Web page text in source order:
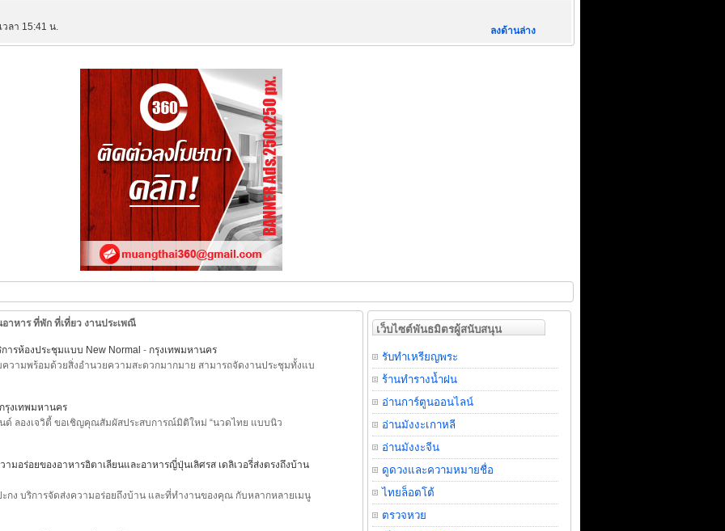
ลา 15:41 น. ลงด้านล่าง
าหาร ที่พัก ที่เที่ยว งานประเพณี
ารห้องประชุมแบบ New Normal - กรุงเทพมหานคร
ความพร้อมด้วยสิ่งอำนวยความสะดวกมากมาย สามารถจัดงานประชุมทั้งแบ
รุงเทพมหานคร
นด์ ลองเจวิตี้ ขอเชิญคุณสัมผัสประสบการณ์มิติใหม่ “นวดไทย แบบนิว
มอร่อยของอาหารอิตาเลียนและอาหารญี่ปุ่นเลิศรส เดลิเวอรี่ส่งตรงถึงบ้าน
กง บริการจัดส่งความอร่อยถึงบ้าน และที่ทำงานของคุณ กับหลากหลายเมนู
เว็บไซต์พันธมิตรผู้สนับสนุน
รับทำเหรียญพระ
ร้านทำรางน้ำฝน
อ่านการ์ตูนออนไลน์
อ่านมังงะเกาหลี
อ่านมังงะจีน
ดูดวงและความหมายชื่อ
ไทยล็อตโต้
ตรวจหวย